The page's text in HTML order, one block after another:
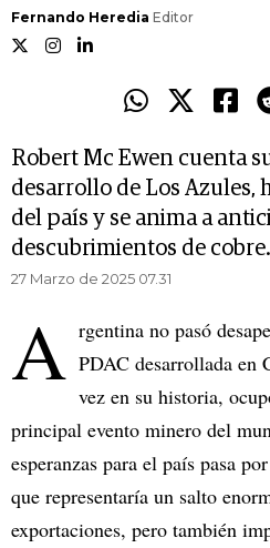
Fernando Heredia Editor
Robert Mc Ewen cuenta
desarrollo de Los Azules,
del país y se anima a
descubrimientos de cobre.
27 Marzo de 2025 07.31
A rgentina no pasó
PDAC desarrollada en
vez en su historia,
principal evento minero del
esperanzas para el país pasa
que representaría un salto
exportaciones, pero también